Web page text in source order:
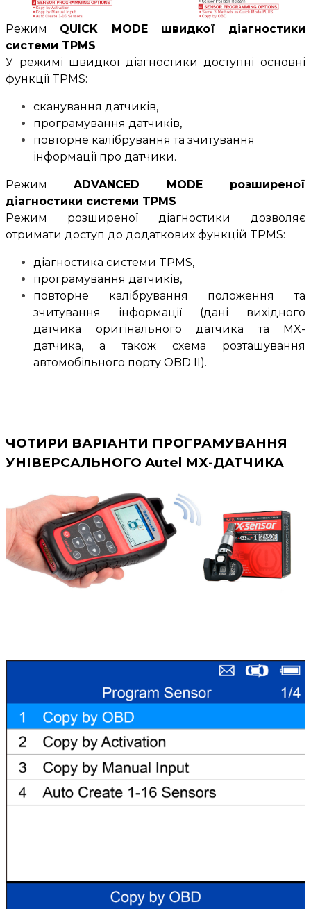
Режим QUICK MODE швидкої діагностики
системи TPMS
У режимі швидкої діагностики доступні основні
функції TPMS:
сканування датчиків,
програмування датчиків,
повторне калібрування та зчитування
інформації про датчики.
Режим ADVANCED MODE розширеної
діагностики системи TPMS
Режим розширеної діагностики дозволяє
отримати доступ до додаткових функцій TPMS:
діагностика системи TPMS,
програмування датчиків,
повторне калібрування положення та
зчитування інформації (дані вихідного
датчика оригінального датчика та MX-
датчика, а також схема розташування
автомобільного порту OBD II).
ЧОТИРИ ВАРІАНТИ ПРОГРАМУВАННЯ
УНІВЕРСАЛЬНОГО Autel MX-ДАТЧИКА